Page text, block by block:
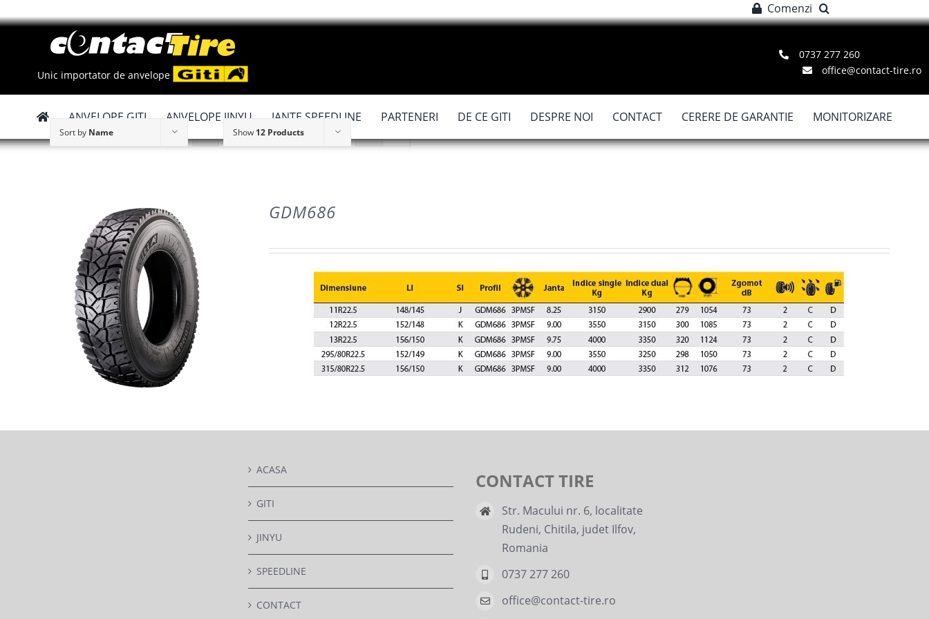
to
Comenzi
Unic importator de anvelope
0737 277 260
office@contact-tire.ro
ANVELOPE GITI ANVELOPE JINYU JANTE SPEEDLINE PARTENERI DE CE GITI DESPRE NOI CONTACT CERERE DE GARANTIE MONITORIZARE
Sort by Name Show 12 Products
GDM686
ACASA
GITI
JINYU
SPEEDLINE
CONTACT
CONTACT TIRE
Str. Macului nr. 6, localitate
Rudeni, Chitila, judet Ilfov,
Romania
0737 277 260
office@contact-tire.ro